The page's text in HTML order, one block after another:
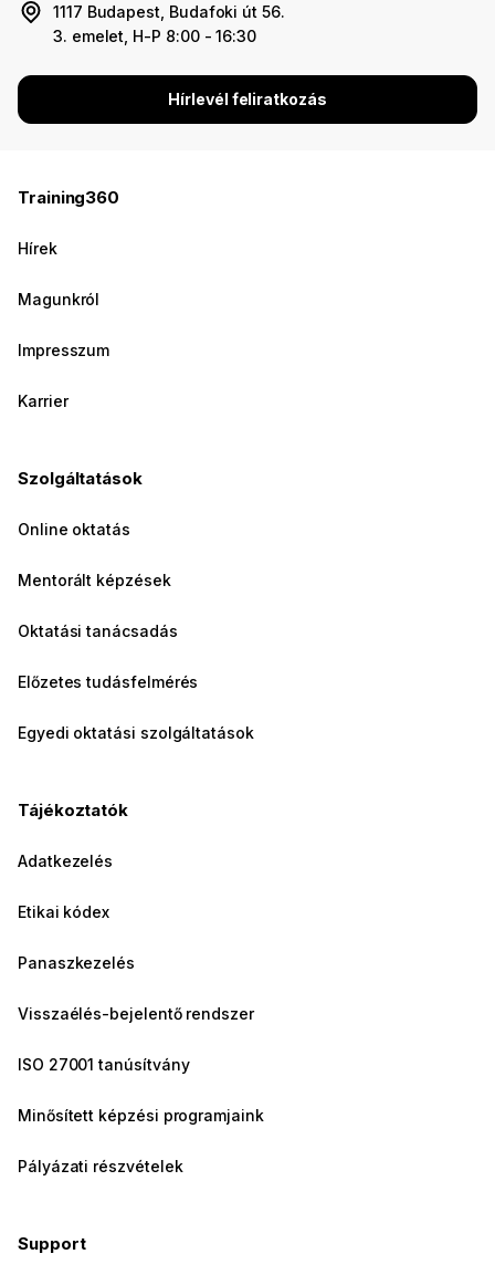
1117 Budapest, Budafoki út 56.
3. emelet, H-P 8:00 - 16:30
Hírlevél feliratkozás
Training360
Hírek
Magunkról
Impresszum
Karrier
Szolgáltatások
Online oktatás
Mentorált képzések
Oktatási tanácsadás
Előzetes tudásfelmérés
Egyedi oktatási szolgáltatások
Tájékoztatók
Adatkezelés
Etikai kódex
Panaszkezelés
Visszaélés-bejelentő rendszer
ISO 27001 tanúsítvány
Minősített képzési programjaink
Pályázati részvételek
Support